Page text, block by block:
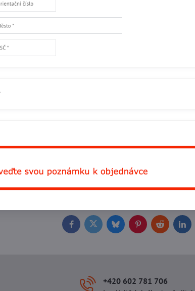
Přidat recenzi
FacebookTwitterBlueskyPinterestReddit
+420 602 781 706